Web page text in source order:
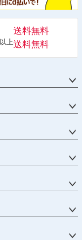
上
送料無料
送料無料